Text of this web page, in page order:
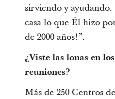
sirviendo y ayudando.
casa lo que Él hizo
de 2000 años!”.
¿Viste las lonas en
reuniones?
Más de 250 Centros